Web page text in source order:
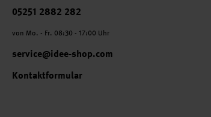
Telefonnummer
05251 2882 282
von Mo. - Fr. 08:30 - 17:00 Uhr
service@idee-shop.com
Kontaktformular